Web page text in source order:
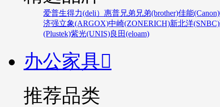
爱普生得力(deli） 惠普兄弟 兄弟(brother)佳能(Canon)
济强立象(ARGOX)中崎(ZONERICH)新北洋(SNBC)
(Plustek)紫光(UNIS)良田(eloam)
办公家具
推荐品类